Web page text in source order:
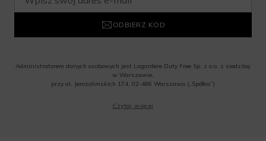
ODBIERZ KOD
Administratorem danych osobowych jest Lagardere Duty Free Sp. z o.o. z siedzibą
w Warszawie,
przy al. Jerozolimskich 174, 02-486 Warszawa („Spółka”)
o.o. informacji handlowych, w tym newslettera, informacji o promocjach i
Czytaj więcej